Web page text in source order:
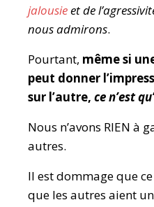
jalousieet de
nous admirons.
Pourtant, même si
peut donner
sur l’autre, ce n’est
Nous n’avons RIEN à
autres.
Il est dommage que
que les autres aient